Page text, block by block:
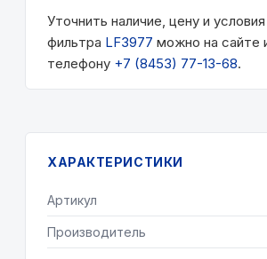
Уточнить наличие, цену и
фильтра LF3977 можно на сайте
телефону +7 (8453) 77-13-68.
ХАРАКТЕРИСТИКИ
Артикул
Производитель